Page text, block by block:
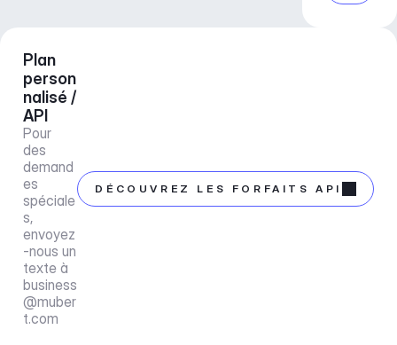
Plan
person
nalisé /
API
Pour
des
demand
es
spéciale
s,
envoyez
-nous un
business
@muber
t.com
DÉCOUVREZ LES FORFAITS API